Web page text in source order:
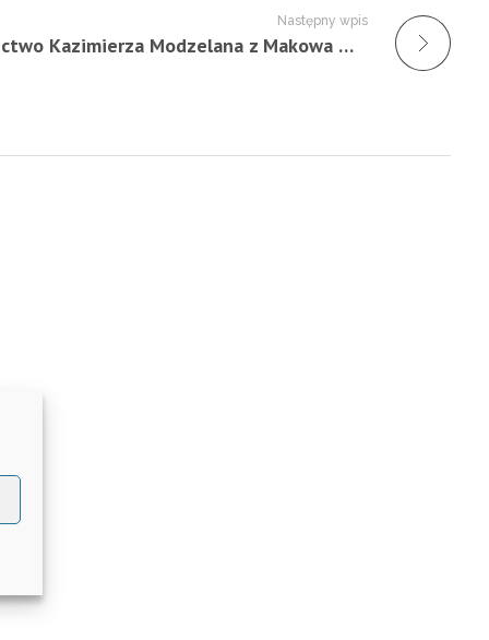
Następny wpis
Świadectwo Kazimierza Modzelana z Makowa Mazowieckiego (Darczyńca) – 4.01.2016 r